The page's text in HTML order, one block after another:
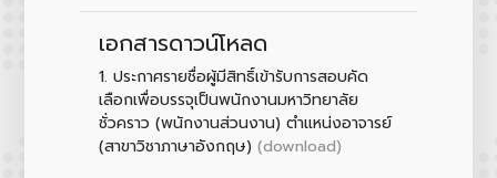
เอกสารดาวน์โหลด
1. ประกาศรายชื่อผู้มีสิทธิ์เข้ารับการสอบคัด
เลือกเพื่อบรรจุเป็นพนักงานมหาวิทยาลัย
ชั่วคราว (พนักงานส่วนงาน) ตำแหน่งอาจารย์
(สาขาวิชาภาษาอังกฤษ) (download)